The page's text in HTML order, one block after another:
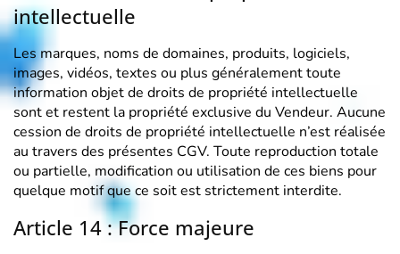
intellectuelle
Les marques, noms de domaines, produits, logiciels,
images, vidéos, textes ou plus généralement toute
information objet de droits de propriété intellectuelle
sont et restent la propriété exclusive du Vendeur. Aucune
cession de droits de propriété intellectuelle n’est réalisée
au travers des présentes CGV. Toute reproduction totale
ou partielle, modification ou utilisation de ces biens pour
quelque motif que ce soit est strictement interdite.
Article 14 : Force majeure